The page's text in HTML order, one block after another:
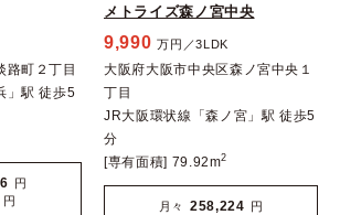
路町２丁目
」駅 徒歩5
円
円
メトライズ森ノ宮中央
9,990 万円／3LDK
大阪府大阪市中央区森ノ宮中央１
丁目
JR大阪環状線「森ノ宮」駅 徒歩5
分
[専有面積] 79.92m2
月々 258,224 円